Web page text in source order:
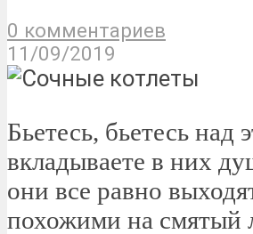
0 комментариев
11/09/2019
Бьетесь, бьетесь над
вкладываете в них
они все равно
похожими на смятый